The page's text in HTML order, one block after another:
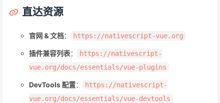
直达资源
官网 & 文档： https://nativescript-vue.org
插件兼容列表：
https://nativescript-
vue.org/docs/essentials/vue-plugins
DevTools 配置：
https://nativescript-
vue.org/docs/essentials/vue-devtools